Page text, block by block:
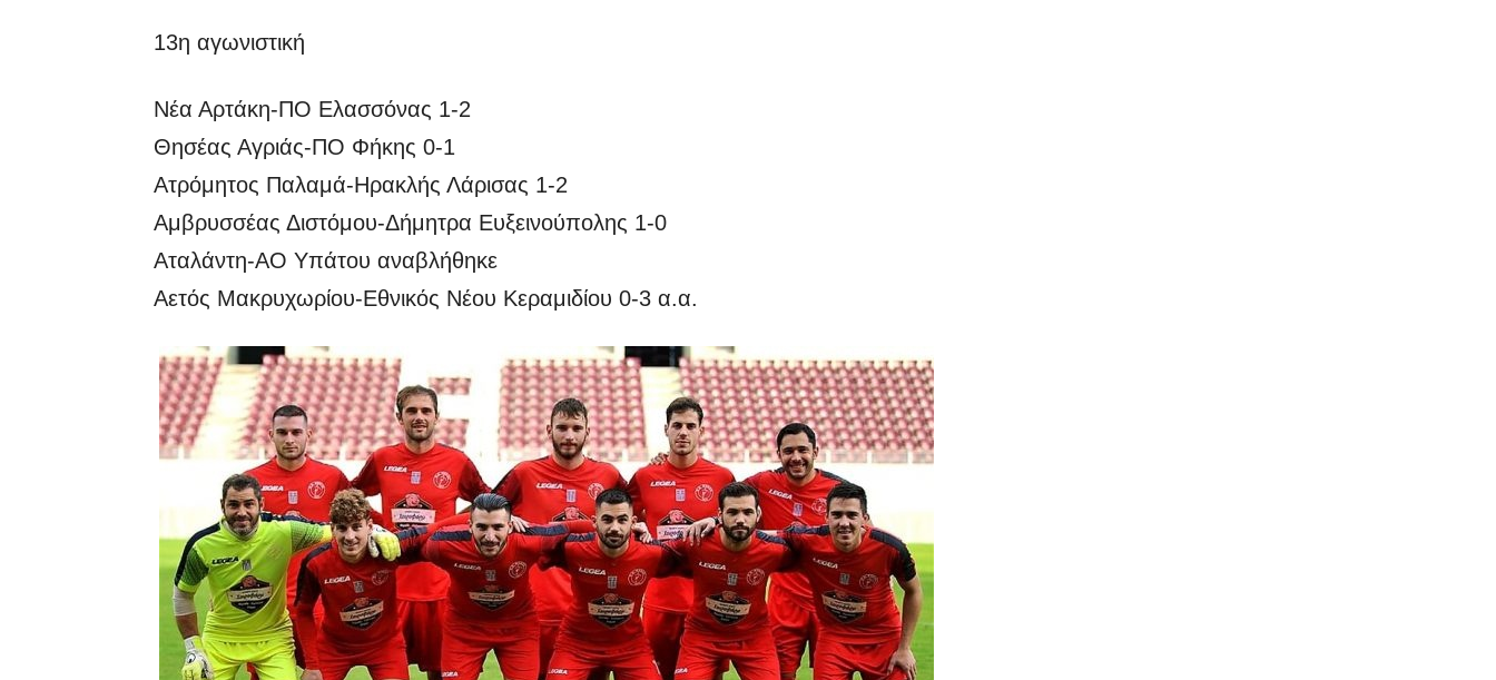
13η αγωνιστική
Νέα Αρτάκη-ΠΟ Ελασσόνας 1-2
Θησέας Αγριάς-ΠΟ Φήκης 0-1
Ατρόμητος Παλαμά-Ηρακλής Λάρισας 1-2
Αμβρυσσέας Διστόμου-Δήμητρα Ευξεινούπολης 1-0
Αταλάντη-ΑΟ Υπάτου αναβλήθηκε
Αετός Μακρυχωρίου-Εθνικός Νέου Κεραμιδίου 0-3 α.α.